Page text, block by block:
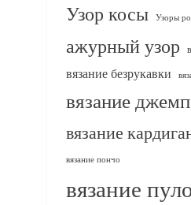
Узор косы Узоры
ажурный узор
вязание безрукавки
вязание
вязание
вязание пончо
вязание